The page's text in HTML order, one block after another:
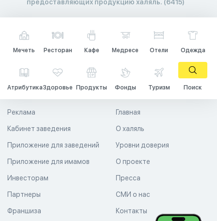
предоставляющих продукцию халяль. (6415)
Мечеть Ресторан Кафе Медресе Отели Одежда
АтрибутикаЗдоровье Продукты Фонды Туризм Поиск
Главная
О халяль
Уровни доверия
Реклама
Кабинет заведения
Приложение для заведений
Приложение для имамов О проекте
Пресса
СМИ о нас
Контакты
Инвесторам
Партнеры
Франшиза